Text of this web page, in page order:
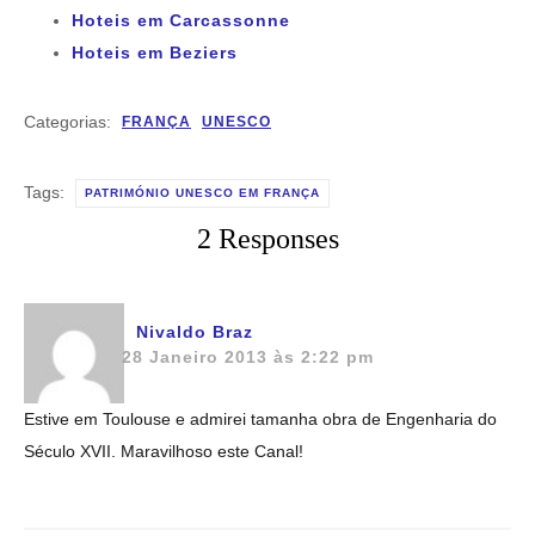
Hoteis em Carcassonne
Hoteis em Beziers
Categorias: FRANÇA UNESCO
Tags: PATRIMÓNIO UNESCO EM FRANÇA
2 Responses
Nivaldo Braz
28 Janeiro 2013 às 2:22 pm
Estive em Toulouse e admirei tamanha obra de Engenharia do
Século XVII. Maravilhoso este Canal!